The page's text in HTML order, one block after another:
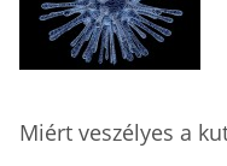
Miért veszélyes a